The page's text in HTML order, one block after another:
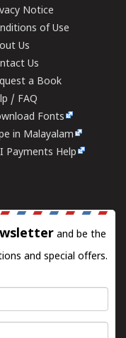
Notice
of Use
Us
Us
a Book
/ FAQ
Fonts
in Malayalam
Payments Help
and be the
and special offers.